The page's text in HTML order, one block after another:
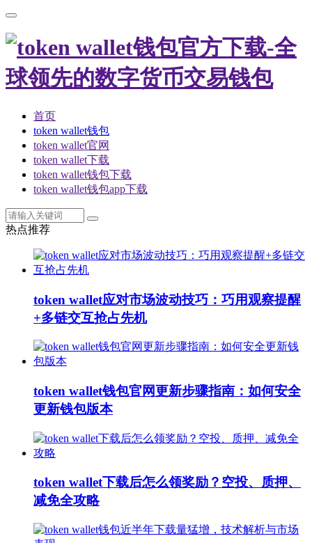
首页
token wallet钱包
token wallet官网
token wallet下载
token wallet钱包下载
token wallet钱包app下载
热点推荐
token wallet应对市场波动技巧：巧用观察提醒
+多链交互抢占先机
token wallet钱包官网更新步骤指南：如何安全
更新钱包版本
token wallet下载后怎么领奖励？空投、质押、
减免全攻略